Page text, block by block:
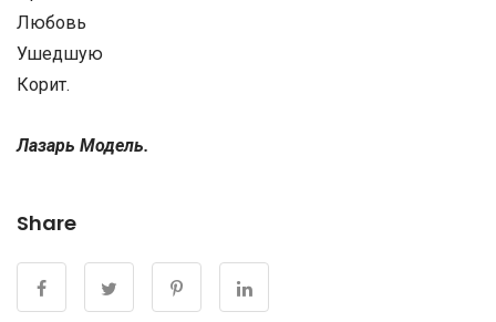
Любовь
Ушедшую
Корит.
Лазарь Модель.
Share